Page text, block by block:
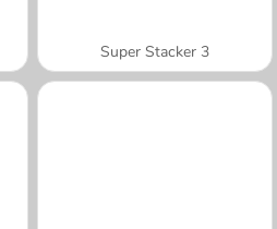
Super Stacker 3